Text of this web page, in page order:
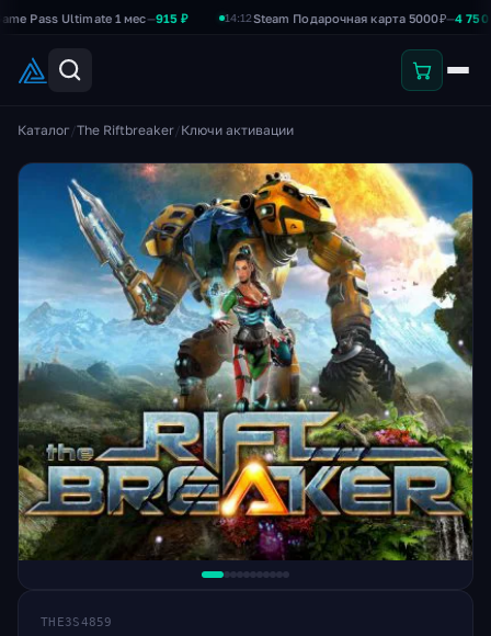
Ultimate 1 мес— 915 ₽ 14:12 Steam Подарочная карта 5000₽—4 750 ₽
Каталог /The Riftbreaker/Ключи активации
THE3S4859